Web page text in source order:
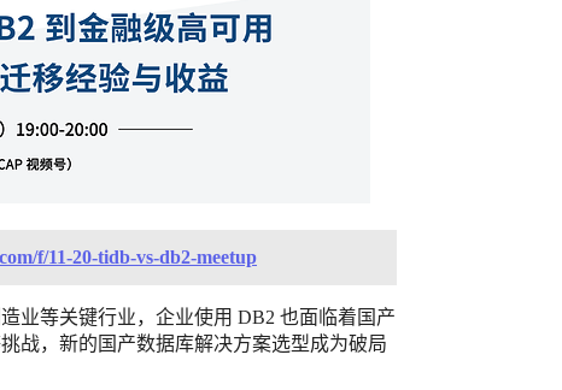
f/11-20-tidb-vs-db2-meetup
业等关键行业，企业使用 DB2 也面临着国产
战，新的国产数据库解决方案选型成为破局